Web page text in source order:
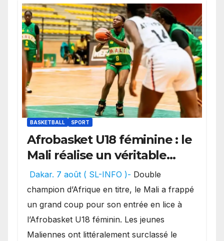
BASKETBALL SPORT
Afrobasket U18 féminine : le
Mali réalise un véritable
festival offensif et inflige
une lourde défaite au
Bénin.
Dakar. 7 août ( SL-INFO )- Double
champion d’Afrique en titre, le Mali a frappé
un grand coup pour son entrée en lice à
l’Afrobasket U18 féminin. Les jeunes
Maliennes ont littéralement surclassé le